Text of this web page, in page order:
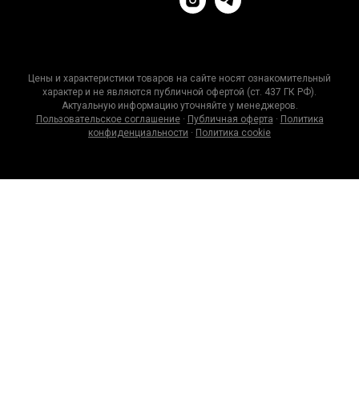
Цены и характеристики товаров на сайте носят ознакомительный
характер и не являются публичной офертой (ст. 437 ГК РФ).
Актуальную информацию уточняйте у менеджеров.
Пользовательское соглашение· Публичная оферта · Политика
конфиденциальности · Политика cookie